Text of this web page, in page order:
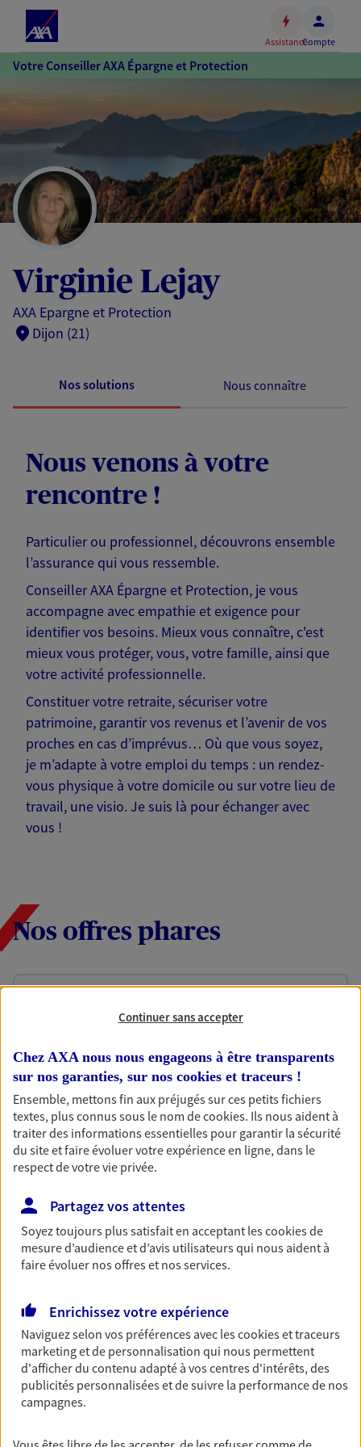
Accéder
au
Accéder
pied
de
page
AssistanceCompte
Votre Conseiller AXA Épargne et Protection
Virginie Lejay
AXA Epargne et Protection
Dijon (21)
Nos solutions Nous connaître
Nous venons à votre
rencontre !
Particulier ou professionnel, découvrons ensemble
l’assurance qui vous ressemble.
Conseiller AXA Épargne et Protection, je vous
accompagne avec empathie et exigence pour
identifier vos besoins. Mieux vous connaître, c'est
mieux vous protéger, vous, votre famille, ainsi que
votre activité professionnelle.
Constituer votre retraite, sécuriser votre
patrimoine, garantir vos revenus et l’avenir de vos
proches en cas d’imprévus… Où que vous soyez,
je m’adapte à votre emploi du temps : un rendez-
vous physique à votre domicile ou sur votre lieu de
travail, une visio. Je suis là pour échanger avec
vous !
Nos offres phares
Réalisez vos projets grâce à votre épargne : achat
du monde… Épargnez à votre rythme et
simplement, selon votre profil.
Découvrir les offres Épargne
Retraite
votre vie avec les conseils d'un expert. Découvrez
notre solution PER (Plan Epargne Retraite)
spécialement conçue pour la retraite.
Découvrir l'offre Retraite
Prévoyance
Pour un avenir serein, assurez-vous avec notre
contrat prévoyance. Préservez vos proches en cas
d'accident ou de maladie en optant pour les
garanties incapacité temporaire totale de travail,
invalidité ou de décès.
Découvrir l'offre Prévoyance
Continuer sans accepter
Chez AXA nous nous engageons à être transparents
sur nos garanties, sur nos cookies et traceurs !
Ensemble, mettons fin aux préjugés sur ces petits fichiers
textes, plus connus sous le nom decookies. Ils nous aident à
traiter des informations essentielles pour garantir la sécurité
du site et faire évoluer votre expérience en ligne, dans le
respect de votre vie privée.
Partagez vos attentes
Soyez toujours plus satisfait en acceptant lescookiesde
mesure d’audience et d’avis utilisateurs qui nous aident à
faire évoluer nos offres et nos services.
Enrichissez votre expérience
Naviguez selon vos préférences avec lescookies et traceurs
marketing et de personnalisation qui nous permettent
d'afficher du contenu adapté à vos centres d'intérêts, des
publicités personnalisées et de suivre la performance de nos
campagnes.